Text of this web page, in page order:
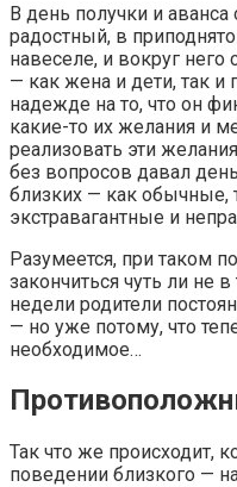
В день получки и
радостный, в
навеселе, и вокруг
— как жена и дети, так и
надежде на то, что он
какие-то их желания и
реализовать эти
без вопросов давал
близких — как обычные,
экстравагантные и
Разумеется, при таком
закончиться чуть ли не
недели родители
— но уже потому, что
необходимое…
Так что же происходит,
поведении близкого —